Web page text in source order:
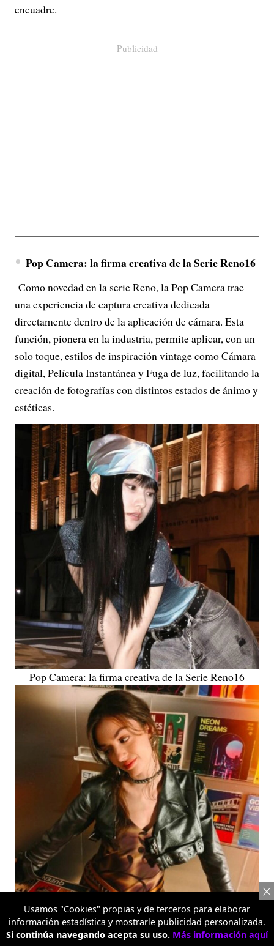
encuadre.
Publicidad
Pop Camera: la firma creativa de la Serie Reno16
Como novedad en la serie Reno, la Pop Camera trae
una experiencia de captura creativa dedicada
directamente dentro de la aplicación de cámara. Esta
función, pionera en la industria, permite aplicar, con un
solo toque, estilos de inspiración vintage como Cámara
digital, Película Instantánea y Fuga de luz, facilitando la
creación de fotografías con distintos estados de ánimo y
estéticas.
Pop Camera: la firma creativa de la Serie Reno16
Serie Reno16
Usamos "Cookies" propias y de terceros para elaborar
información estadística y mostrarle publicidad personalizada.
Si continúa navegando acepta su uso. Más información aquí